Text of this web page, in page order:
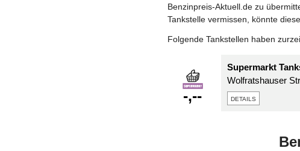
Benzinpreis-Aktuell.de zu
Tankstelle vermissen, könnte
Folgende Tankstellen haben
-,--
Supermarkt
Wolfratshauser
details